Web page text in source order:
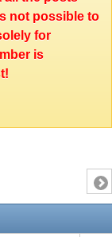
not possible to
for
is